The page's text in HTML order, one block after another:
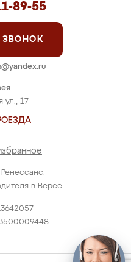
в Верее.
ул., 17
89-55
ЗВОНОК